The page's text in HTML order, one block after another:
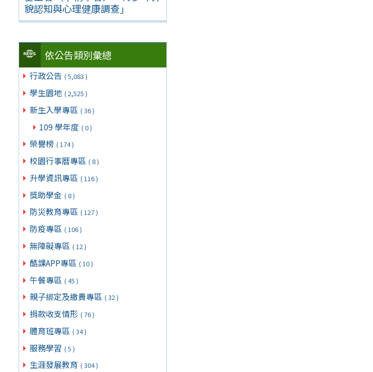
貌認知與心理健康調查」
依公告類別彙總
行政公告 ( 5,083 )
學生園地 ( 2,525 )
新生入學專區 ( 36 )
109 學年度 ( 0 )
榮譽榜 ( 174 )
校園行事曆專區 ( 8 )
升學資訊專區 ( 116 )
獎助學金 ( 8 )
防災教育專區 ( 127 )
防疫專區 ( 106 )
無障礙專區 ( 12 )
酷課APP專區 ( 10 )
午餐專區 ( 45 )
親子綁定及繳費專區 ( 32 )
捐款收支情形 ( 76 )
體育班專區 ( 34 )
服務學習 ( 5 )
生涯發展教育 ( 304 )